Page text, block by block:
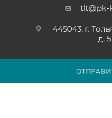
tlt@pk-
445043, г.
д.